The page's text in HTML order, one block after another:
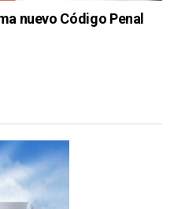
nuevo Código Penal